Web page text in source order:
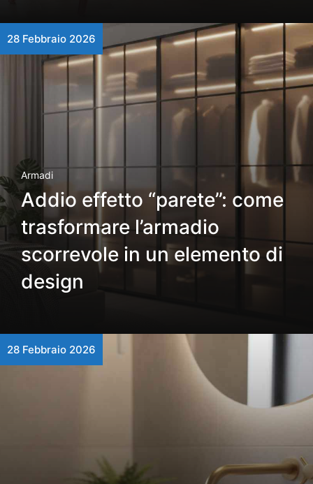
28 Febbraio 2026
Armadi
Addio effetto “parete”: come
trasformare l’armadio
scorrevole in un elemento di
design
28 Febbraio 2026